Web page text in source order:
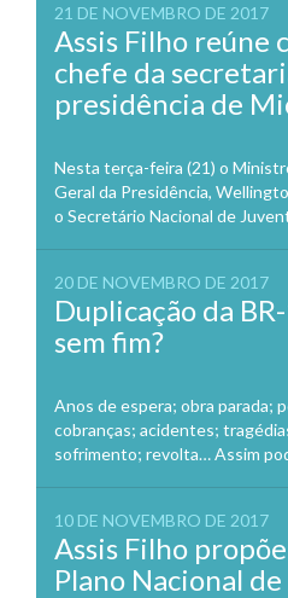
21 DE NOVEMBRO DE 2017
Assis Filho reúne
chefe da
presidência de
Nesta terça-feira (21) o
Geral da Presidência,
o Secretário Nacional de
20 DE NOVEMBRO DE 2017
Duplicação da
sem fim?
Anos de espera; obra parada;
cobranças; acidentes;
sofrimento; revolta… Assim
10 DE NOVEMBRO DE 2017
Assis Filho
Plano Nacional